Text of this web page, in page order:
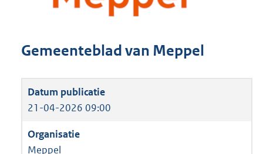
Gemeenteblad van Meppel
21-04-2026 09:00
Meppel